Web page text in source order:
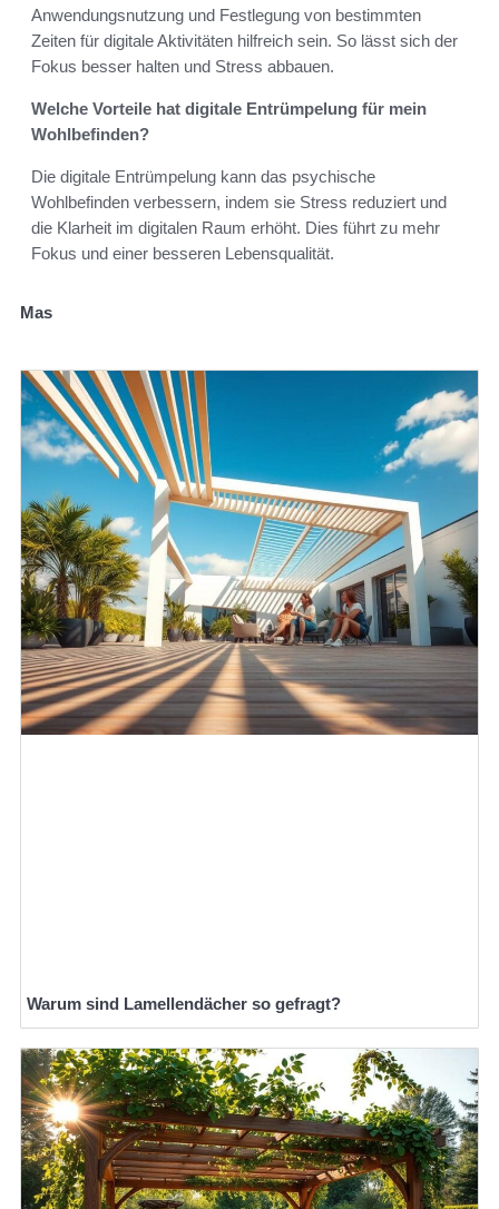
Anwendungsnutzung und Festlegung von bestimmten
Zeiten für digitale Aktivitäten hilfreich sein. So lässt sich der
Fokus besser halten und Stress abbauen.
Welche Vorteile hat digitale Entrümpelung für mein
Wohlbefinden?
Die digitale Entrümpelung kann das psychische
Wohlbefinden verbessern, indem sie Stress reduziert und
die Klarheit im digitalen Raum erhöht. Dies führt zu mehr
Fokus und einer besseren Lebensqualität.
Mas
Warum sind Lamellendächer so gefragt?